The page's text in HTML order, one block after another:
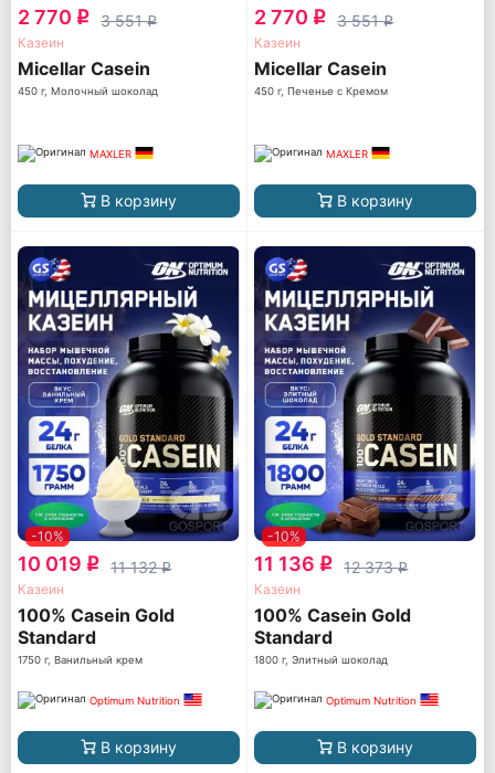
2 770 q 3 551q
Казеин
Micellar Casein
450 г, Молочный шоколад
MAXLER
В корзину
2 770 q 3 551q
Казеин
Micellar Casein
450 г, Печенье с Кремом
MAXLER
В корзину
-10%
10 019 q 11 132q
Казеин
100% Casein Gold
Standard
1750 г, Ванильный крем
Optimum Nutrition
В корзину
-10%
11 136 q 12 373q
Казеин
100% Casein Gold
Standard
1800 г, Элитный шоколад
Optimum Nutrition
В корзину